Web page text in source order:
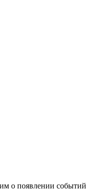
о появлении событий